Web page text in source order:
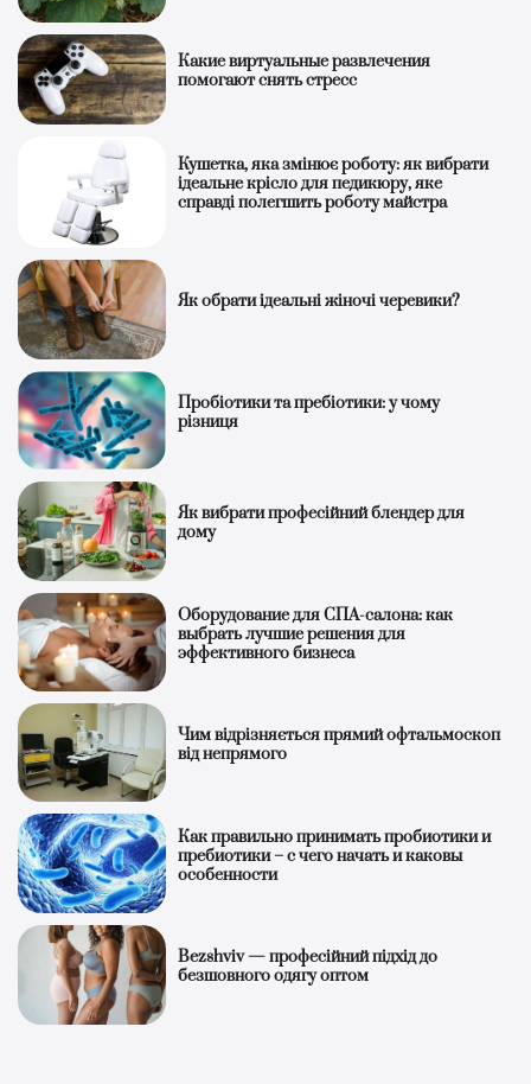
Какие виртуальные развлечения
помогают снять стресс
Кушетка, яка змінює роботу: як вибрати
ідеальне крісло для педикюру, яке
справді полегшить роботу майстра
Як обрати ідеальні жіночі черевики?
Пробіотики та пребіотики: у чому
різниця
Як вибрати професійний блендер для
дому
Оборудование для СПА-салона: как
выбрать лучшие решения для
эффективного бизнеса
Чим відрізняється прямий офтальмоскоп
від непрямого
Как правильно принимать пробиотики и
пребиотики – с чего начать и каковы
особенности
Bezshviv — професійний підхід до
безшовного одягу оптом